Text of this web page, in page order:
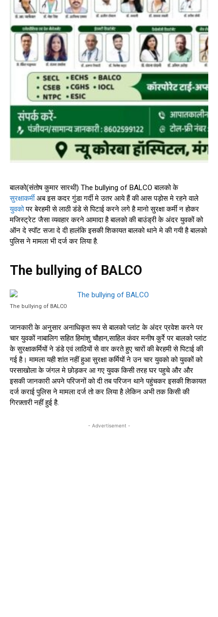
बालको(संतोष कुमार सारथी) The bullying of BALCO बालको के
सुरक्षाकर्मीअब इस कदर गुंडा गर्दी मे उतर आये हैं की आस पड़ोस मे रहने वाले
युवकोपर बेरहमी से लाठी डंडे से पिटाई करने लगे है मानो सुरक्षा कर्मी न होकर
मजिस्ट्रेट जैसा व्यवहार करने आमादा है बालको की बाउंड्री के अंदर युवकों को
ऑन दे स्पॉट सजा दे दी हालंकि इसकी शिकायत बालको थाने मे की गयी है बालको
पुलिस ने मामला भी दर्ज कर लिया है.
The bullying of BALCO
The bullying of BALCO
जानकारी के अनुसार अनाधिकृत रूप से बालको प्लांट के अंदर प्रवेश करने पर
चार युवकों नाबालिग सहित हिमांशु चौहान,साहिल कंवर मनीष कुर्रे पर बालको प्लांट
के सुरक्षाकर्मियों ने डंडे एवं लाठियों से वार करते हुए चारों की बेरहमी से पिटाई की
गई है। मामला यही शांत नहीं हुआ सुरक्षा कर्मियों ने उन चार युवको को युवकों को
परसाखोला के जंगल मे छोड़कर आ गए युवक किसी तरह घर पहुचे और और
इसकी जानकारी अपने परिजनों को दी तब परिजन थाने पहुंचकर इसकी शिकायत
दर्ज कराई पुलिस ने मामला दर्ज तो कर लिया है लेकिन अभी तक किसी की
गिरफ़्तारी नहीं हुई है.
- Advertisement -